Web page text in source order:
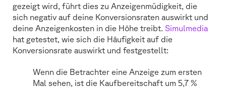
gezeigt wird, führt dies zu Anzeigenmüdigkeit, die
sich negativ auf deine Konversionsraten auswirkt und
deine Anzeigenkosten in die Höhe treibt. Simulmedia
hat getestet, wie sich die Häufigkeit auf die
Konversionsrate auswirkt und festgestellt:
Wenn die Betrachter eine Anzeige zum ersten
Mal sehen, ist die Kaufbereitschaft um 5,7 %